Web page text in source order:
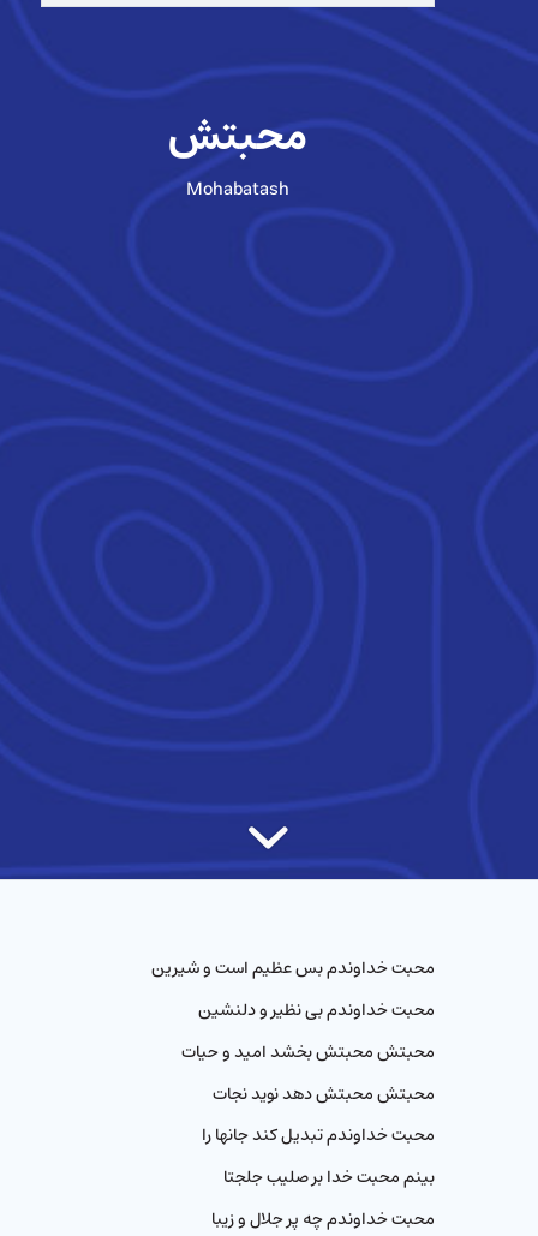
محبتش
Mohabatash
محبت خداوندم بس عظیم است و شیرین
محبت خداوندم بی نظیر و دلنشین
محبتش محبتش بخشد امید و حيات
محبتش محبتش دهد نوید نجات
محبت خداوندم تبدیل کند جانها را
بينم محبت خدا بر صلیب جلجتا
محبت خداوندم چه پر جلال و زیبا